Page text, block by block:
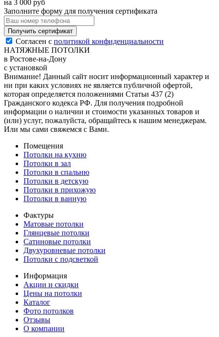
на 3 000 руб
Заполните форму для получения сертификата
Получить сертификат
Согласен с политикой конфиденциальности
НАТЯЖНЫЕ ПОТОЛКИ
в Ростове-на-Дону
с установкой
Внимание! Данный сайт носит информационный характер и
ни при каких условиях не является публичной офертой,
которая определяется положениями Статьи 437 (2)
Гражданского кодекса РФ. Для получения подробной
информации о наличии и стоимости указанных товаров и
(или) услуг, пожалуйста, обращайтесь к нашим менеджерам.
Или мы сами свяжемся с Вами.
Помещения
Потолки на кухню
Потолки в зал
Потолки в спальню
Потолки в детскую
Потолки в прихожую
Потолки в ванную
Фактуры
Матовые потолки
Глянцевые потолки
Сатиновые потолки
Двухуровневые потолки
Потолки с подсветкой
Информация
Акции и скидки
Цены на потолки
Каталог
Фото потолков
Отзывы
О компании